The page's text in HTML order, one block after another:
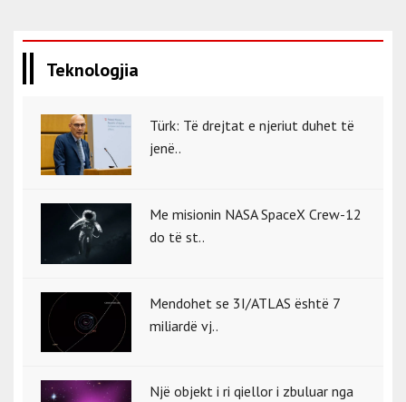
Teknologjia
Türk: Të drejtat e njeriut duhet të
jenë..
Me misionin NASA SpaceX Crew-12
do të st..
Mendohet se 3I/ATLAS është 7
miliardë vj..
Një objekt i ri qiellor i zbuluar nga